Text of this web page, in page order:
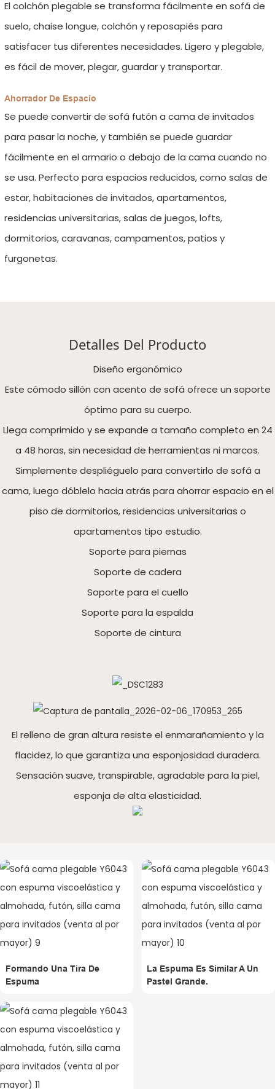
El colchón plegable se transforma fácilmente en sofá de
suelo, chaise longue, colchón y reposapiés para
satisfacer tus diferentes necesidades. Ligero y plegable,
es fácil de mover, plegar, guardar y transportar.
Ahorrador De Espacio
Se puede convertir de sofá futón a cama de invitados
para pasar la noche, y también se puede guardar
fácilmente en el armario o debajo de la cama cuando no
se usa. Perfecto para espacios reducidos, como salas de
estar, habitaciones de invitados, apartamentos,
residencias universitarias, salas de juegos, lofts,
dormitorios, caravanas, campamentos, patios y
furgonetas.
Detalles Del Producto
Diseño ergonómico
Este cómodo sillón con acento de sofá ofrece un soporte
óptimo para su cuerpo.
Llega comprimido y se expande a tamaño completo en 24
a 48 horas, sin necesidad de herramientas ni marcos.
Simplemente despliéguelo para convertirlo de sofá a
cama, luego dóblelo hacia atrás para ahorrar espacio en el
piso de dormitorios, residencias universitarias o
apartamentos tipo estudio.
Soporte para piernas
Soporte de cadera
Soporte para el cuello
Soporte para la espalda
Soporte de cintura
El relleno de gran altura resiste el enmarañamiento y la
flacidez, lo que garantiza una esponjosidad duradera.
Sensación suave, transpirable, agradable para la piel,
esponja de alta elasticidad.
Formando Una Tira De
Espuma
La Espuma Es Similar A Un
Pastel Grande.